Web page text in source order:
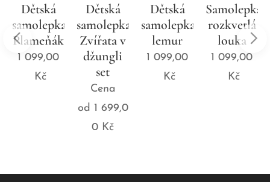
Dětská
samolepka
Plameňák
1 099,00
Kč
Dětská
samolepka
Zvířata v
džungli
set
Cena
od 1 699,0
0 Kč
Dětská
samolepka
lemur
1 099,00
Kč
Samolepka
rozkvetlá
louka
1 099,00
Kč